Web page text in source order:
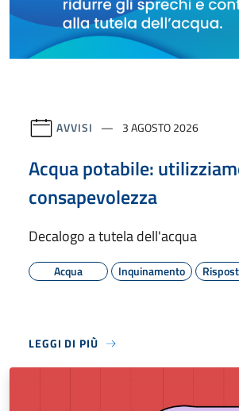
AVVISI 3 AGOSTO 2026
Acqua potabile:
consapevolezza
Decalogo a tutela dell'acqua
Acqua Inquinamento
LEGGI DI PIÙ